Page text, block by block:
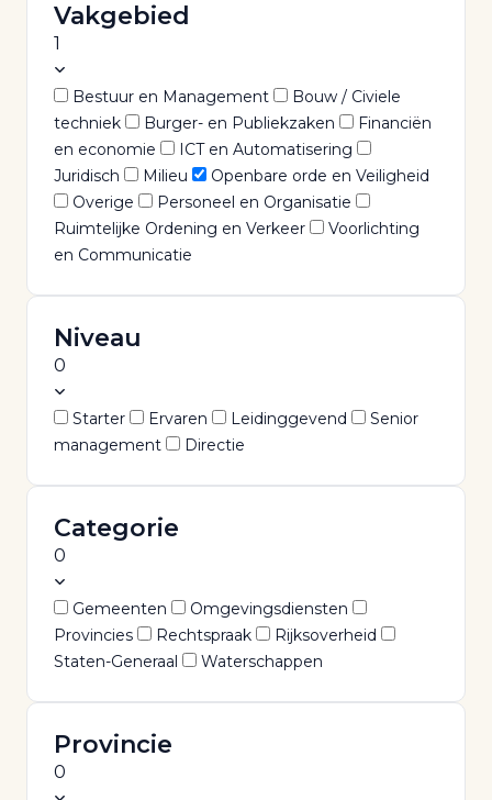
overheid
filter
thema,
werkgever
Vakgebied
1
Bestuur en Management
Bouw / Civiele
techniek
Burger- en Publiekzaken
Financiën
en economie
ICT en Automatisering
Juridisch
Milieu
Openbare orde en Veiligheid
Overige
Personeel en Organisatie
Ruimtelijke Ordening en Verkeer
Voorlichting
en Communicatie
Niveau
0
Starter Ervaren Leidinggevend
Senior
management
Directie
Categorie
0
Gemeenten
Omgevingsdiensten
Provincies
Rechtspraak
Rijksoverheid
Staten-Generaal
Waterschappen
Provincie
0